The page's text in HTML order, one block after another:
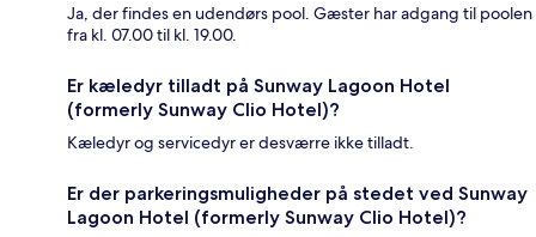
Ja, der findes en udendørs pool. Gæster har adgang til poolen
fra kl. 07.00 til kl. 19.00.
Er kæledyr tilladt på Sunway Lagoon Hotel
(formerly Sunway Clio Hotel)?
Kæledyr og servicedyr er desværre ikke tilladt.
Er der parkeringsmuligheder på stedet ved Sunway
Lagoon Hotel (formerly Sunway Clio Hotel)?